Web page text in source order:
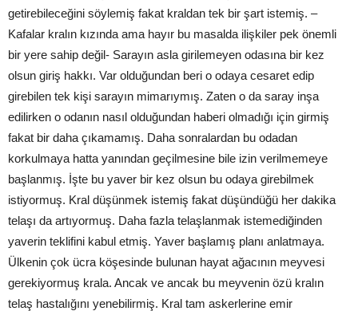
getirebileceğini söylemiş fakat kraldan tek bir şart istemiş. –
Kafalar kralın kızında ama hayır bu masalda ilişkiler pek önemli
bir yere sahip değil- Sarayın asla girilemeyen odasına bir kez
olsun giriş hakkı. Var olduğundan beri o odaya cesaret edip
girebilen tek kişi sarayın mimarıymış. Zaten o da saray inşa
edilirken o odanın nasıl olduğundan haberi olmadığı için girmiş
fakat bir daha çıkamamış. Daha sonralardan bu odadan
korkulmaya hatta yanından geçilmesine bile izin verilmemeye
başlanmış. İşte bu yaver bir kez olsun bu odaya girebilmek
istiyormuş. Kral düşünmek istemiş fakat düşündüğü her dakika
telaşı da artıyormuş. Daha fazla telaşlanmak istemediğinden
yaverin teklifini kabul etmiş. Yaver başlamış planı anlatmaya.
Ülkenin çok ücra köşesinde bulunan hayat ağacının meyvesi
gerekiyormuş krala. Ancak ve ancak bu meyvenin özü kralın
telaş hastalığını yenebilirmiş. Kral tam askerlerine emir